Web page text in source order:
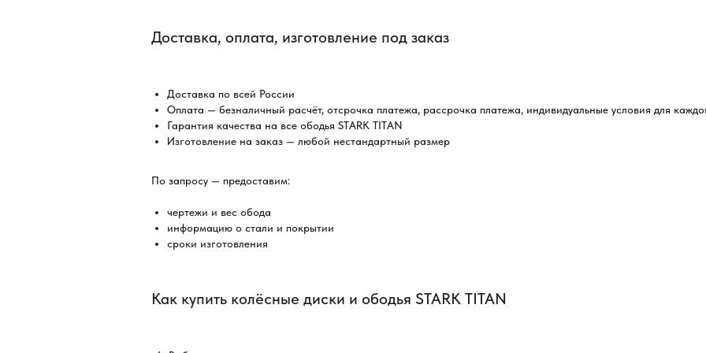
Доставка, оплата, изготовление под заказ
Доставка по всей России
Оплата — безналичный расчёт, отсрочка платежа, рассрочка платежа, индивидуальные условия для
Гарантия качества на все ободья STARK TITAN
Изготовление на заказ — любой нестандартный размер
По запросу — предоставим:
чертежи и вес обода
информацию о стали и покрытии
сроки изготовления
Как купить колёсные диски и ободья STARK TITAN
ПРОКОНСУЛЬТИРУЕМ
ПО НЮАНСАМ И ПОМОЖЕМ